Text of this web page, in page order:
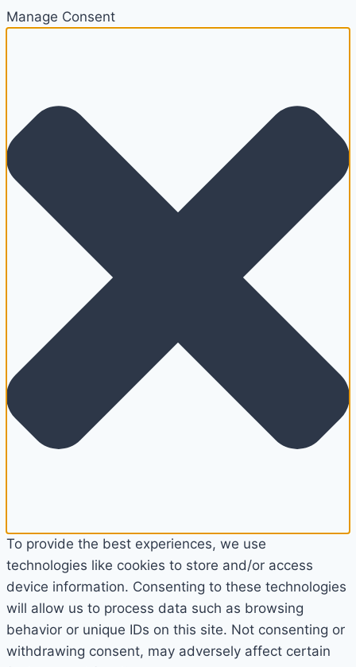
Manage Consent
To provide the best experiences, we use
technologies like cookies to store and/or access
device information. Consenting to these technologies
will allow us to process data such as browsing
behavior or unique IDs on this site. Not consenting or
withdrawing consent, may adversely affect certain